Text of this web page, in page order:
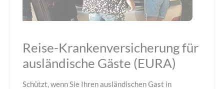
Reise-Krankenversicherung für
ausländische Gäste (EURA)
Schützt, wenn Sie Ihren ausländischen Gast in